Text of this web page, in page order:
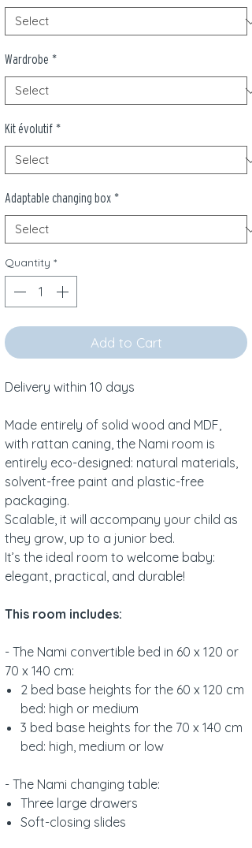
Wardrobe *
Kit évolutif *
Adaptable changing box *
Quantity *
Add to Cart
Delivery within 10 days
Made entirely of solid wood and MDF,
with rattan caning, the Nami room is
entirely eco-designed: natural materials,
solvent-free paint and plastic-free
packaging.
Scalable, it will accompany your child as
they grow, up to a junior bed.
It’s the ideal room to welcome baby:
elegant, practical, and durable!
This room includes:
- The Nami convertible bed in 60 x 120 or
70 x 140 cm:
2 bed base heights for the 60 x 120 cm
bed: high or medium
3 bed base heights for the 70 x 140 cm
bed: high, medium or low
- The Nami changing table:
Three large drawers
Soft-closing slides